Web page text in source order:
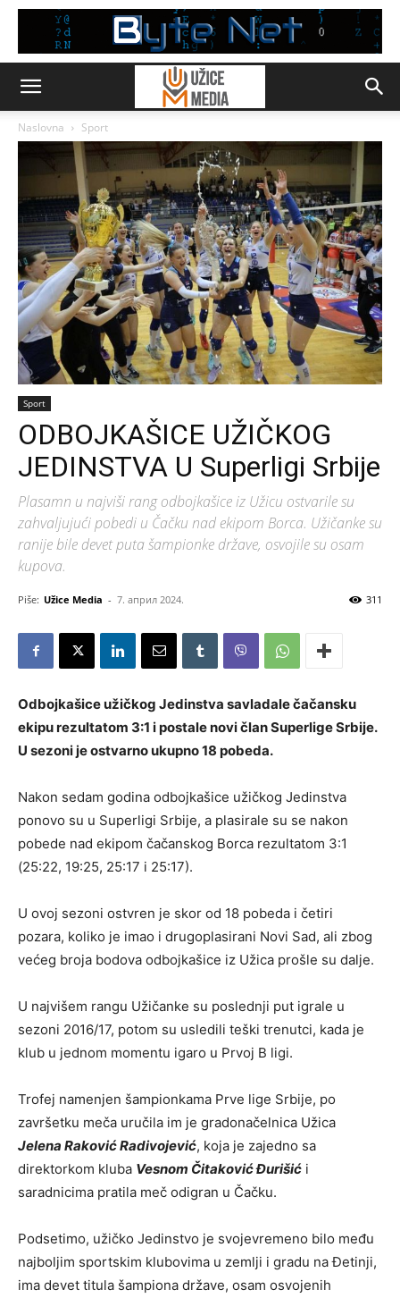
Naslovna Sport
Sport
ODBOJKAŠICE UŽIČKOG
JEDINSTVA U Superligi Srbije
Plasamn u najviši rang odbojkašice iz Užicu ostvarile su
zahvaljujući pobedi u Čačku nad ekipom Borca. Užičanke su
ranije bile devet puta šampionke države, osvojile su osam
kupova.
Piše: Užice Media - 7. април 2024. 311
Odbojkašice užičkog Jedinstva savladale čačansku
ekipu rezultatom 3:1 i postale novi član Superlige Srbije.
U sezoni je ostvarno ukupno 18 pobeda.
Nakon sedam godina odbojkašice užičkog Jedinstva
ponovo su u Superligi Srbije, a plasirale su se nakon
pobede nad ekipom čačanskog Borca rezultatom 3:1
(25:22, 19:25, 25:17 i 25:17).
U ovoj sezoni ostvren je skor od 18 pobeda i četiri
pozara, koliko je imao i drugoplasirani Novi Sad, ali zbog
većeg broja bodova odbojkašice iz Užica prošle su dalje.
U najvišem rangu Užičanke su poslednji put igrale u
sezoni 2016/17, potom su usledili teški trenutci, kada je
klub u jednom momentu igaro u Prvoj B ligi.
Trofej namenjen šampionkama Prve lige Srbije, po
završetku meča uručila im je gradonačelnica Užica
Jelena Raković Radivojević, koja je zajedno sa
direktorkom kluba Vesnom Čitaković Đurišić i
saradnicima pratila meč odigran u Čačku.
Podsetimo, užičko Jedinstvo je svojevremeno bilo među
najboljim sportskim klubovima u zemlji i gradu na Đetinji,
ima devet titula šampiona države, osam osvojenih